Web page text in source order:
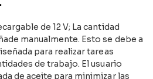
de 12 V; La cantidad
manualmente. Esto se debe a
para realizar tareas
de trabajo. El usuario
de aceite para minimizar las